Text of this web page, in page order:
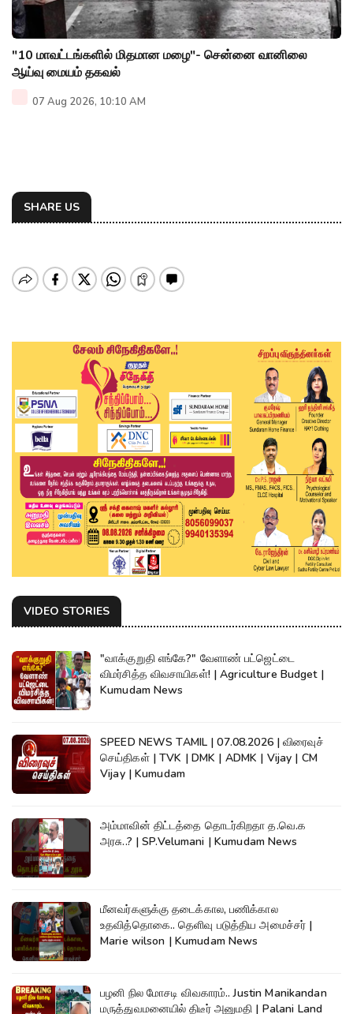
"10 மாவட்டங்களில் மிதமான மழை"- சென்னை வானிலை
ஆய்வு மையம் தகவல்
07 Aug 2026, 10:10 AM
SHARE US
VIDEO STORIES
"வாக்குறுதி எங்கே?" வேளாண் பட்ஜெட்டை
விமர்சித்த விவசாயிகள்! | Agriculture Budget |
Kumudam News
SPEED NEWS TAMIL | 07.08.2026 | விரைவுச்
செய்திகள் | TVK | DMK | ADMK | Vijay | CM
Vijay | Kumudam
அம்மாவின் திட்டத்தை தொடர்கிறதா த.வெ.க
அரசு..? | SP.Velumani | Kumudam News
மீனவர்களுக்கு தடைக்கால, பணிக்கால
உதவித்தொகை.. தெளிவு படுத்திய அமைச்சர் |
Marie wilson | Kumudam News
பழனி நில மோசடி விவகாரம்.. Justin Manikandan
மருத்துவமனையில் திடீர் அனுமதி | Palani Land